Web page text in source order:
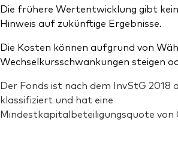
Die frühere Wertentwicklung gibt
Hinweis auf zukünftige Ergebnisse.
Die Kosten können aufgrund von
Wechselkursschwankungen steigen
Der Fonds ist nach dem InvStG 2018
klassifiziert und hat eine
Mindestkapitalbeteiligungsquote von